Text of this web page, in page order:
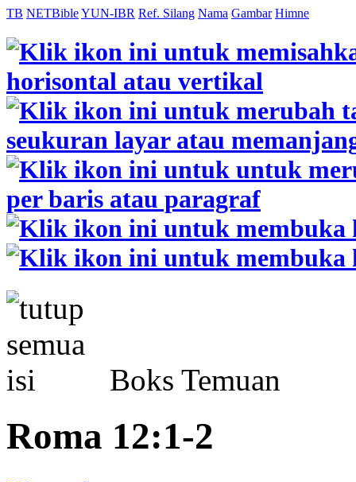
TB NETBibleYUN-IBR Ref. Silang Nama Gambar Himne
Boks Temuan
Roma 12:1-2